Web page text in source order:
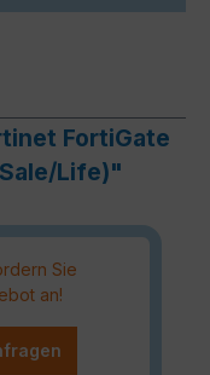
FortiGate
Life)"
Sie
an!